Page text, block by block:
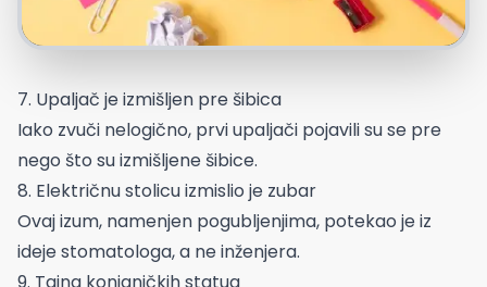
7. Upaljač je izmišljen pre šibica
Iako zvuči nelogično, prvi upaljači pojavili su se pre
nego što su izmišljene šibice.
8. Električnu stolicu izmislio je zubar
Ovaj izum, namenjen pogubljenjima, potekao je iz
ideje stomatologa, a ne inženjera.